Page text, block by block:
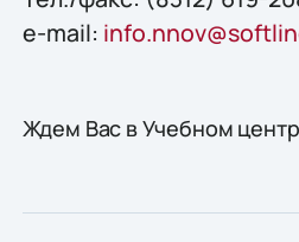
e-mail:
Ждем Вас в Учебном